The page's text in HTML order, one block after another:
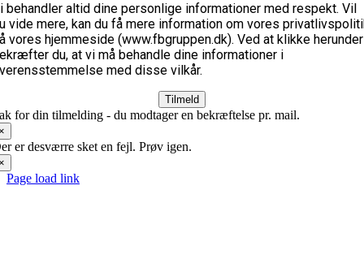
behandler altid dine personlige informationer med respekt. Vil
vide mere, kan du få mere information om vores
vores hjemmeside (www.fbgruppen.dk). Ved at klikke herunder
du, at vi må behandle dine informationer i
med disse vilkår.
Tilmeld
for din tilmelding - du modtager en bekræftelse pr. mail.
er desværre sket en fejl. Prøv igen.
Page load link